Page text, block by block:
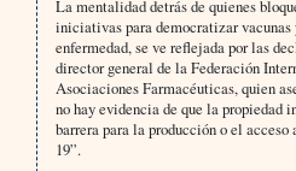
La mentalidad detrás de quienes
iniciativas para democratizar
enfermedad, se ve reflejada por las
director general de la Federación
Asociaciones Farmacéuticas, quien
no hay evidencia de que la propiedad
barrera para la producción o el
19”.